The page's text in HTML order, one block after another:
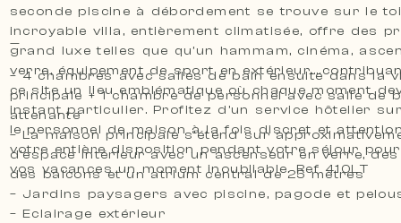
seconde piscine à débordement se trouve sur le
incroyable villa, entièrement climatisée, offre des
grand luxe telles que qu’un hammam, cinéma,
verre, équipement de sport en
ce site un lieu emblématique où chaque moment
instant particulier. Profitez d’un service hôtelier
le personnel de maison à la fois discret et
votre entière disposition pendant votre séjour
vos vacances un moment inoubliable. Ref 410LT
—
– 4 chambres avec salles de bain ensuite dans la
principale + 1 chambre de personnel avec salle de
attenante
– La maison principale s’étend sur
d’espace intérieur avec un ascenseur en verre,
des balcons et un atrium central de 25 mètres
– Jardins paysagers avec piscine, pagode et
– Eclairage extérieur